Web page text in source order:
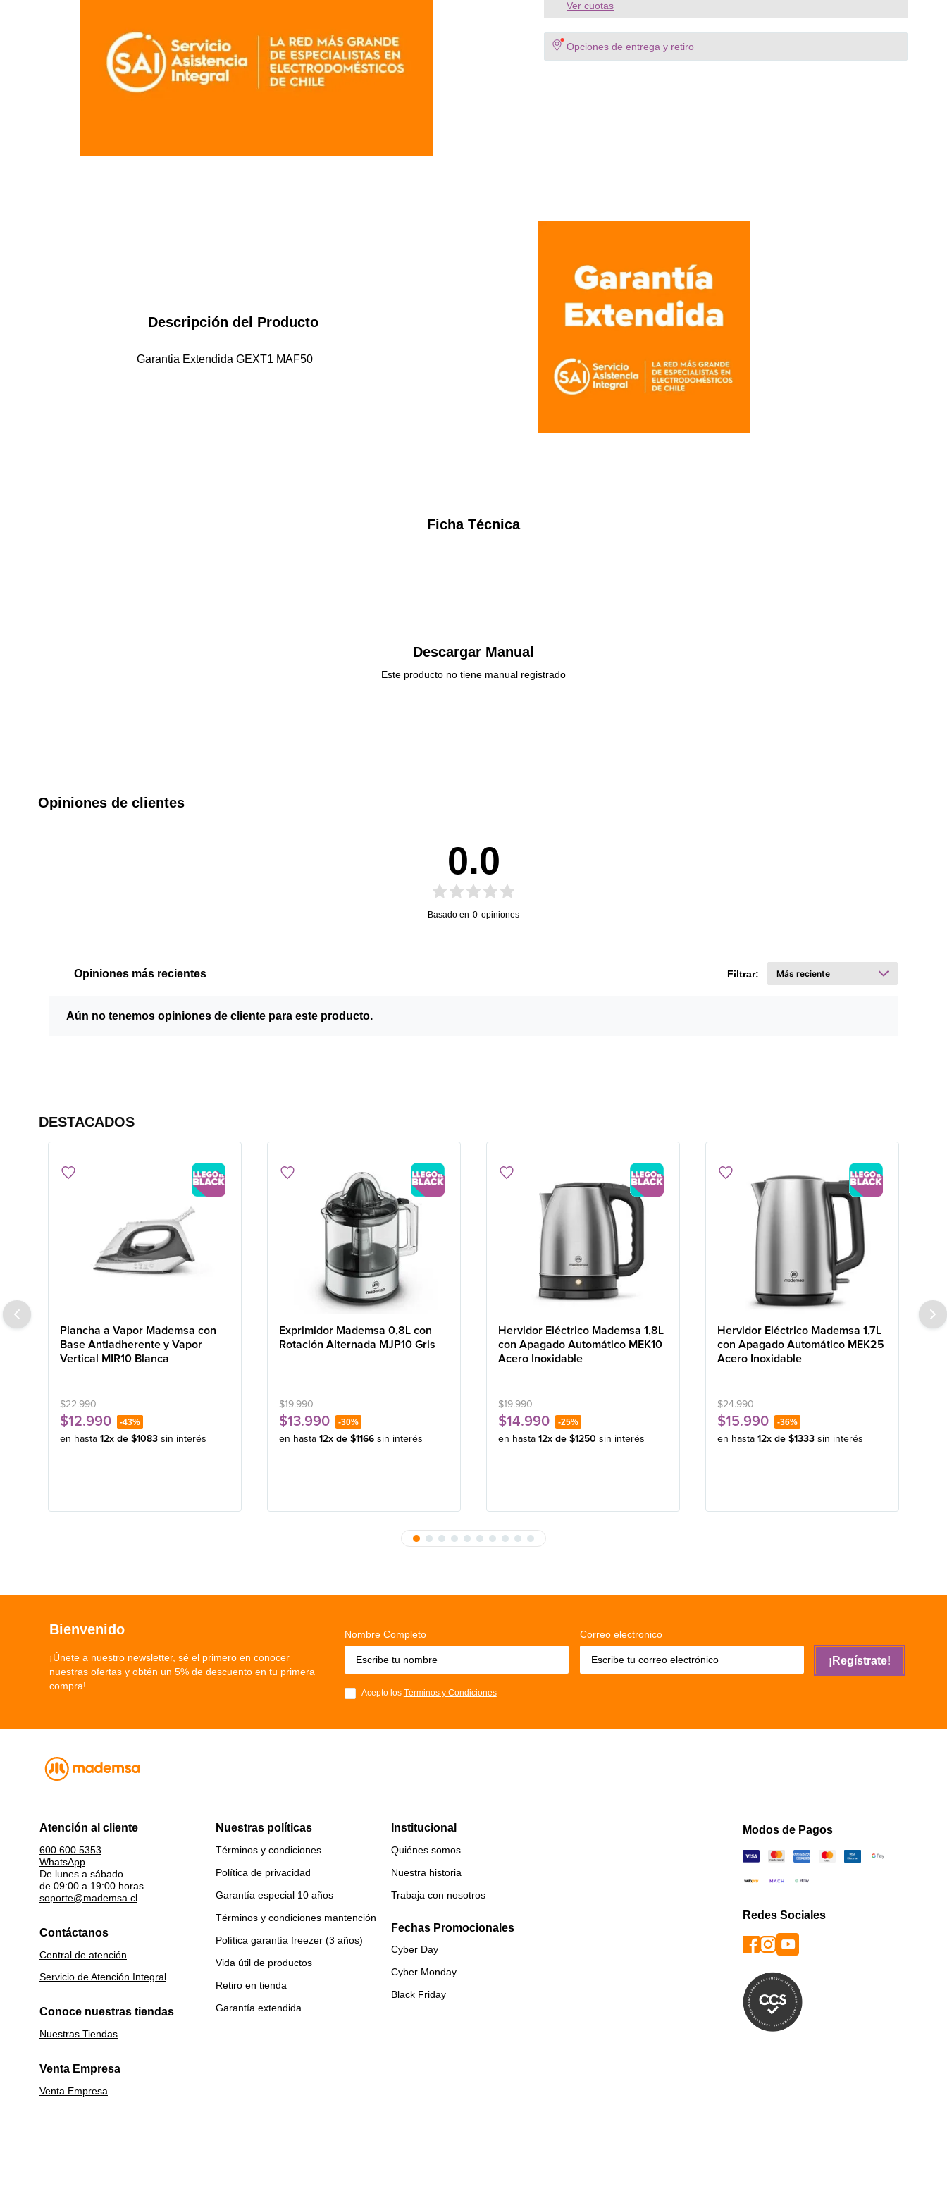
Ver cuotas
Opciones de entrega y retiro
Descripción del Producto
Garantia Extendida GEXT1 MAF50
Ficha Técnica
Descargar Manual
Este producto no tiene manual registrado
Opiniones de clientes
0.0
Basado en 0 opiniones
Opiniones más recientes Filtrar:
Aún no tenemos opiniones de cliente para este producto.
DESTACADOS
Plancha a Vapor Mademsa con
Base Antiadherente y Vapor
Vertical MIR10 Blanca
$22.990
$12.990 -43%
en hasta 12x de $1083 sin interés
Exprimidor Mademsa 0,8L con
Rotación Alternada MJP10 Gris
$19.990
$13.990 -30%
en hasta 12x de $1166 sin interés
Hervidor Eléctrico Mademsa 1,8L
con Apagado Automático MEK10
Acero Inoxidable
$19.990
$14.990 -25%
en hasta 12x de $1250 sin interés
Hervidor Eléctrico Mademsa 1,7L
con Apagado Automático MEK25
Acero Inoxidable
$24.990
$15.990 -36%
en hasta 12x de $1333 sin interés
Bienvenido
¡Únete a nuestro newsletter, sé el primero en conocer
nuestras ofertas y obtén un 5% de descuento en tu primera
compra!
Nombre Completo Correo electronico
Acepto los Términos y Condiciones
¡Regístrate!
Atención al cliente
600 600 5353
WhatsApp
De lunes a sábado
de 09:00 a 19:00 horas
soporte@mademsa.cl
Contáctanos
Central de atención
Servicio de Atención Integral
Conoce nuestras tiendas
Nuestras Tiendas
Venta Empresa
Venta Empresa
Nuestras políticas
Términos y condiciones
Política de privacidad
Garantía especial 10 años
Términos y condiciones mantención
Política garantía freezer (3 años)
Vida útil de productos
Retiro en tienda
Garantía extendida
Institucional
Quiénes somos
Nuestra historia
Trabaja con nosotros
Fechas Promocionales
Cyber Day
Cyber Monday
Black Friday
Modos de Pagos
Redes Sociales